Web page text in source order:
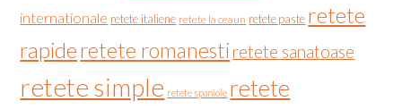
internationale retete italiene retete la ceaun retete paste retete
rapideretete romanesti retete sanatoase
retete simple retete spaniole retete